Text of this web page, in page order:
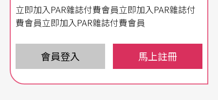
觀看很多。我當時想要認真體會史提夫的感受，看
停的舞蹈，對一位看過好幾代人歷經他所開創的舞
蹈形式的八十多歲老人，到底會有麼想法？這個聚
會把一些人聚集起來，就是要討論接觸即興現在到
立即加入PAR雜誌付費會員立即加入PAR雜誌付
費會員立即加入PAR雜誌付費會員
會員登入 馬上註冊